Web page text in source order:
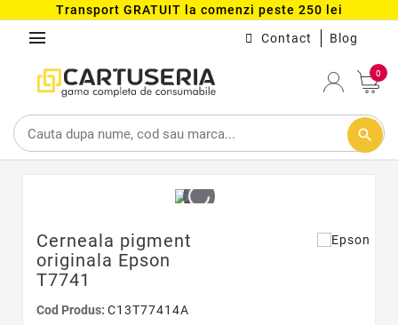
Transport GRATUIT la comenzi peste 250 lei
menu Contact Blog
0
search
Cerneala pigment
originala Epson
T7741
Cod Produs: C13T77414A